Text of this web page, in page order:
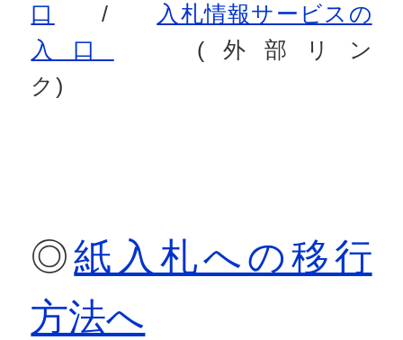
口
/
入札情報サービスの
入口
(外部リン
ク)
◎紙入札への移行
方法へ